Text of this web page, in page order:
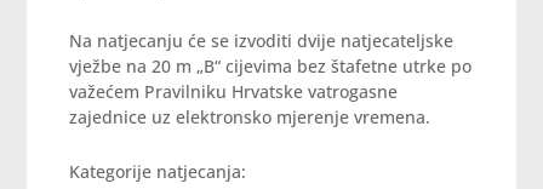
Na natjecanju će se izvoditi dvije natjecateljske
vježbe na 20 m „B“ cijevima bez štafetne utrke po
važećem Pravilniku Hrvatske vatrogasne
zajednice uz elektronsko mjerenje vremena.
Kategorije natjecanja: